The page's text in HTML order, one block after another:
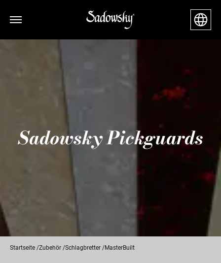
Sadowsky Pickguards
Startseite Zubehör Schlagbretter MasterBuilt